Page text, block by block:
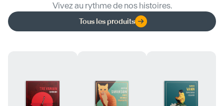
Vivez au rythme de nos histoires.
Tous les produits